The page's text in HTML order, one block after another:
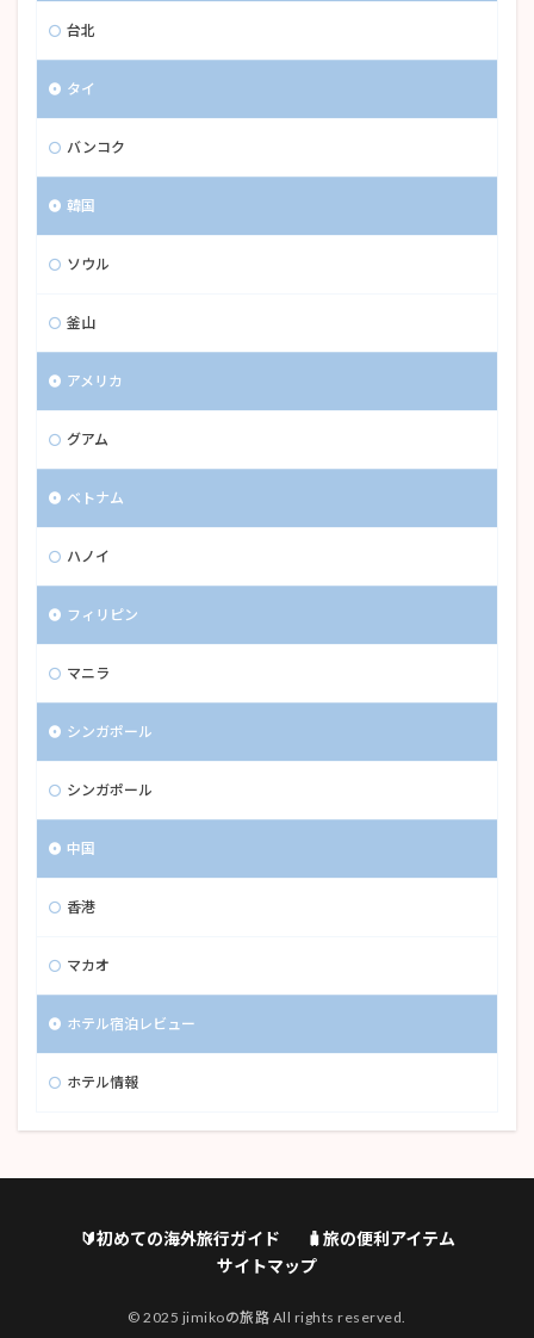
台北
タイ
バンコク
韓国
ソウル
釜山
アメリカ
グアム
ベトナム
ハノイ
フィリピン
マニラ
シンガポール
シンガポール
中国
香港
マカオ
ホテル宿泊レビュー
ホテル情報
🔰初めての海外旅行ガイド
🧳旅の便利アイテム
サイトマップ
© 2025 jimikoの旅路 All rights reserved.